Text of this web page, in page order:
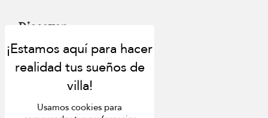
Discover
Contact us
List your villa
Usamos cookies para